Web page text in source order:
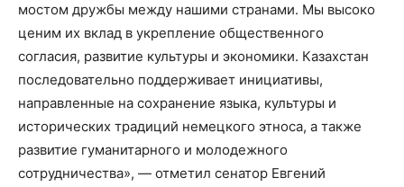
мостом дружбы между нашими странами. Мы высоко
ценим их вклад в укрепление общественного
согласия, развитие культуры и экономики. Казахстан
последовательно поддерживает инициативы,
направленные на сохранение языка, культуры и
исторических традиций немецкого этноса, а также
развитие гуманитарного и молодежного
сотрудничества», — отметил сенатор Евгений